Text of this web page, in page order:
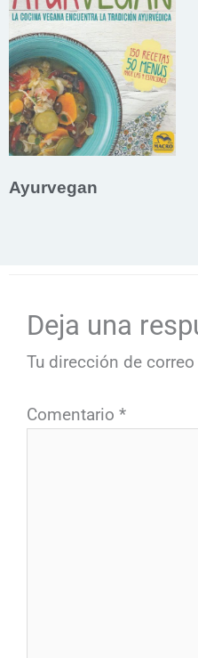
Ayurvegan
Deja una
Tu dirección de
Comentario *